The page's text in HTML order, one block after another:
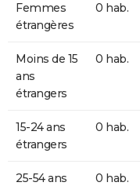
Femmes
étrangères
0 hab.
Moins de 15
ans
étrangers
0 hab.
15-24 ans
étrangers
0 hab.
25-54 ans
0 hab.